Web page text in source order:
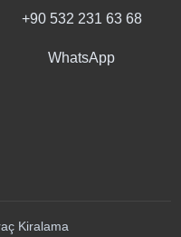
+90 532 231 63 68
WhatsApp
Kiralama